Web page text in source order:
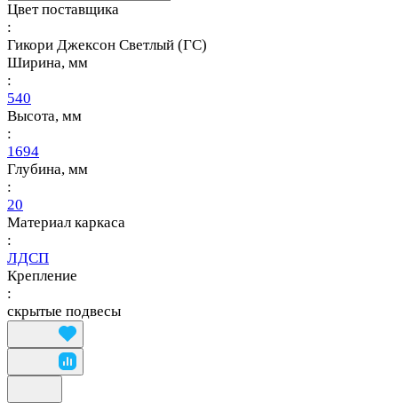
Цвет поставщика
:
Гикори Джексон Светлый (ГС)
Ширина, мм
:
540
Высота, мм
:
1694
Глубина, мм
:
20
Материал каркаса
:
ЛДСП
Крепление
:
скрытые подвесы